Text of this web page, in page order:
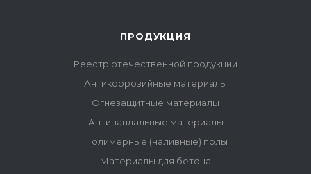
ПРОДУКЦИЯ
Реестр отечественной продукции
Антикоррозийные материалы
Огнезащитные материалы
Антивандальные материалы
Полимерные (наливные) полы
Материалы для бетона